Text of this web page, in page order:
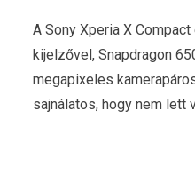
A Sony Xperia X
kijelzővel, Snapdragon
megapixeles
sajnálatos, hogy nem lett